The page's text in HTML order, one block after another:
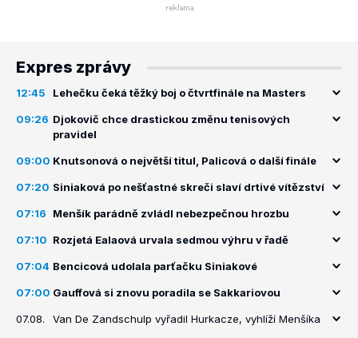
Expres zprávy
12:45 Lehečku čeká těžký boj o čtvrtfinále na Masters
09:26 Djokovič chce drastickou změnu tenisových
pravidel
09:00 Knutsonová o největší titul, Palicová o další finále
07:20 Siniaková po nešťastné skreči slaví drtivé vítězství
07:16 Menšík parádně zvládl nebezpečnou hrozbu
07:10 Rozjetá Ealaová urvala sedmou výhru v řadě
07:04 Bencicová udolala parťačku Siniakové
07:00 Gauffová si znovu poradila se Sakkariovou
07.08. Van De Zandschulp vyřadil Hurkacze, vyhlíží Menšíka